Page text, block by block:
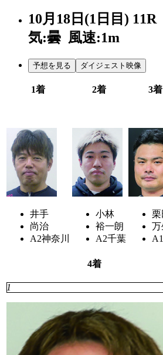
10月18日(1日目) 11R
気:曇 風速:1m
予想を見る ダイジェスト映像
1着 2着 3着
井手
尚治
A2神奈川
小林
裕一朗
A2千葉
栗
万
A1
4着
1